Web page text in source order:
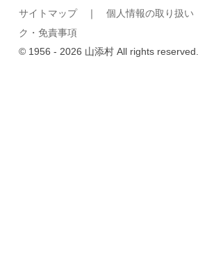
サイトマップ｜個人情報の取り扱い
ク・免責事項
© 1956 - 2026 山添村 All rights reserved.